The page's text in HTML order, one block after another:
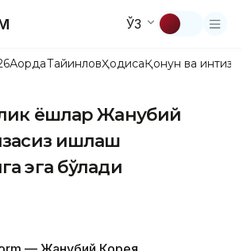
ЎЗ
АқордаТайинловҲодисаҚонун ва
ёшлар Жанубий
ишлаш
эга бўлади